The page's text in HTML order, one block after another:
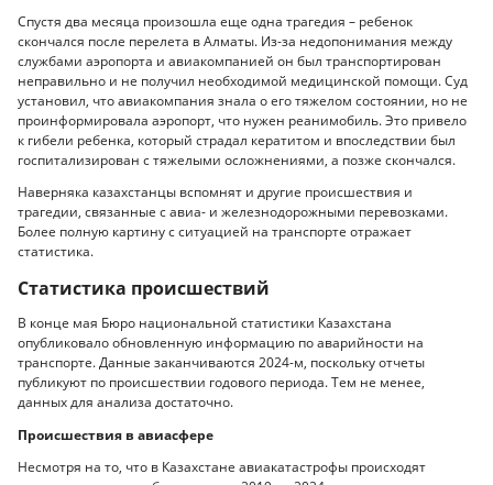
Спустя два месяца произошла еще одна трагедия – ребенок
скончался после перелета в Алматы. Из-за недопонимания между
службами аэропорта и авиакомпанией он был транспортирован
неправильно и не получил необходимой медицинской помощи. Суд
установил, что авиакомпания знала о его тяжелом состоянии, но не
проинформировала аэропорт, что нужен реанимобиль. Это привело
к гибели ребенка, который страдал кератитом и впоследствии был
госпитализирован с тяжелыми осложнениями, а позже скончался.
Наверняка казахстанцы вспомнят и другие происшествия и
трагедии, связанные с авиа- и железнодорожными перевозками.
Более полную картину с ситуацией на транспорте отражает
статистика.
Статистика происшествий
В конце мая Бюро национальной статистики Казахстана
опубликовало обновленную информацию по аварийности на
транспорте. Данные заканчиваются 2024-м, поскольку отчеты
публикуют по происшествии годового периода. Тем не менее,
данных для анализа достаточно.
Происшествия в авиасфере
Несмотря на то, что в Казахстане авиакатастрофы происходят